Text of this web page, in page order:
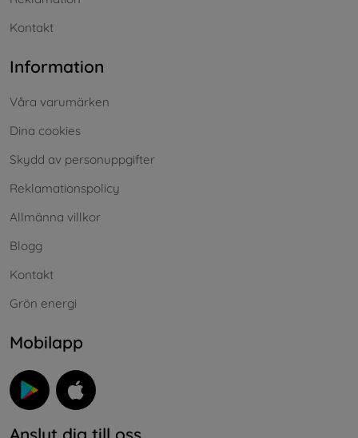
Kontakt
Information
Våra varumärken
Dina cookies
Skydd av personuppgifter
Reklamationspolicy
Allmänna villkor
Blogg
Kontakt
Grön energi
Mobilapp
Anslut dig till oss